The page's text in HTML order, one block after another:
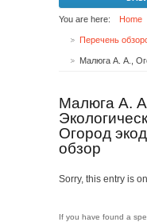
You are here: Home
Перечень
Малюга А.
Огород
обзор
Sorry, this entry is
If you have found a